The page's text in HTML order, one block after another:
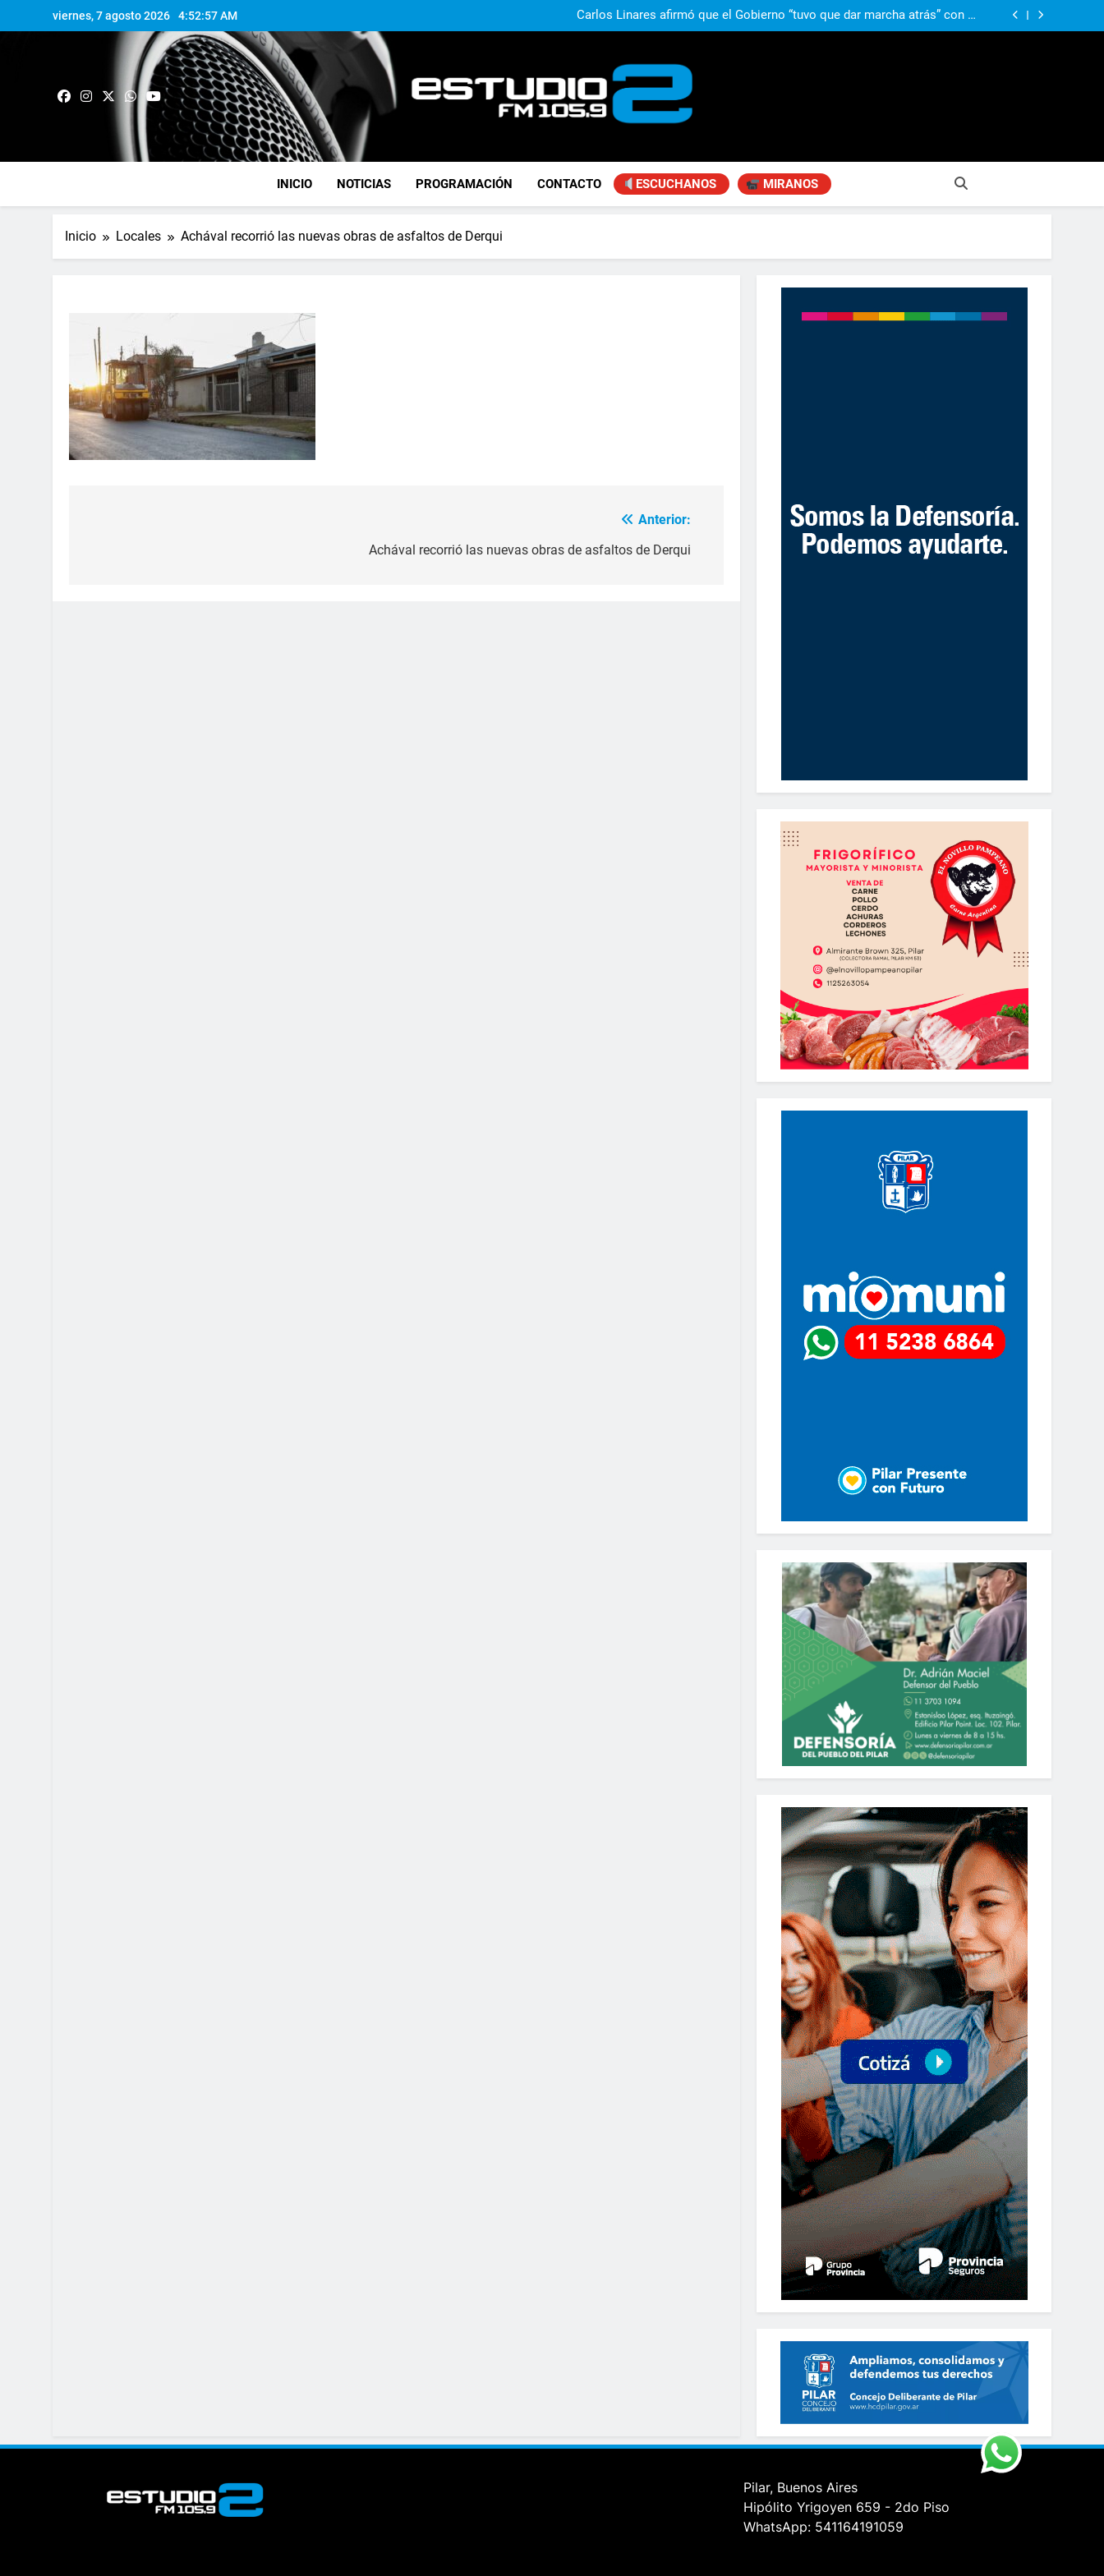
viernes, 7 agosto 2026 4:52:58 AM
muestra un problema que puede volver a generar déficit”
Carlos Linares afirmó que el Gobierno “tuvo que dar marcha atrás” con la
ley de tierras y advirtió un cambio de clima político entre los gobernadores
Paco Olveira cuestionó la visita de León XIV a la Argentina: “Hubiera
muestra un problema que puede volver a generar déficit”
Carlos Linares afirmó que el Gobierno “tuvo que dar marcha atrás” con la
ley de tierras y advirtió un cambio de clima político entre los gobernadores
Paco Olveira cuestionó la visita de León XIV a la Argentina: “Hubiera
FM Estudio 2
INICIO NOTICIAS PROGRAMACIÓN CONTACTO ESCUCHANOS MIRANOS
Inicio Locales Achával recorrió las nuevas obras de asfaltos de Derqui
Anterior:
Achával recorrió las nuevas obras de asfaltos de Derqui
Pilar, Buenos Aires
Hipólito Yrigoyen 659 - 2do Piso
WhatsApp: 541164191059